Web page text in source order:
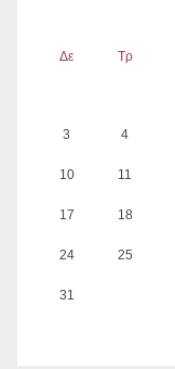
Δε Τρ
3 4
10 11
17 18
24 25
31